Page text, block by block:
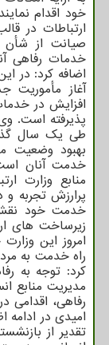
خود اقدام
ارتباطات در
صیانت از شأن
خدمات رفاهی
اضافه کرد: در
آغاز مأموریت
افزایش در
پذیرفته است.
طی یک سال
بهبود وضعیت
خدمت آنان
منابع وزارت
پرارزش تجربه
خدمت خود
زیرساخت های
امروز این
راه خدمت به
کرد: توجه به
مدیریت منابع
رفاهی، اقدامی
امیدی در
تقدیر از